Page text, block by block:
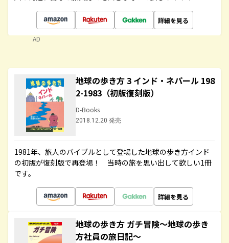
詳細を見る
AD
地球の歩き方 3 インド・ネパール 198
2-1983（初版復刻版）
D-Books
2018.12.20 発売
1981年、旅人のバイブルとして登場した地球の歩き方インド
の初版が復刻版で再登場！ 当時の旅を思い出して欲しい1冊
です。
詳細を見る
地球の歩き方 ガチ冒険～地球の歩き
方社員の旅日記～